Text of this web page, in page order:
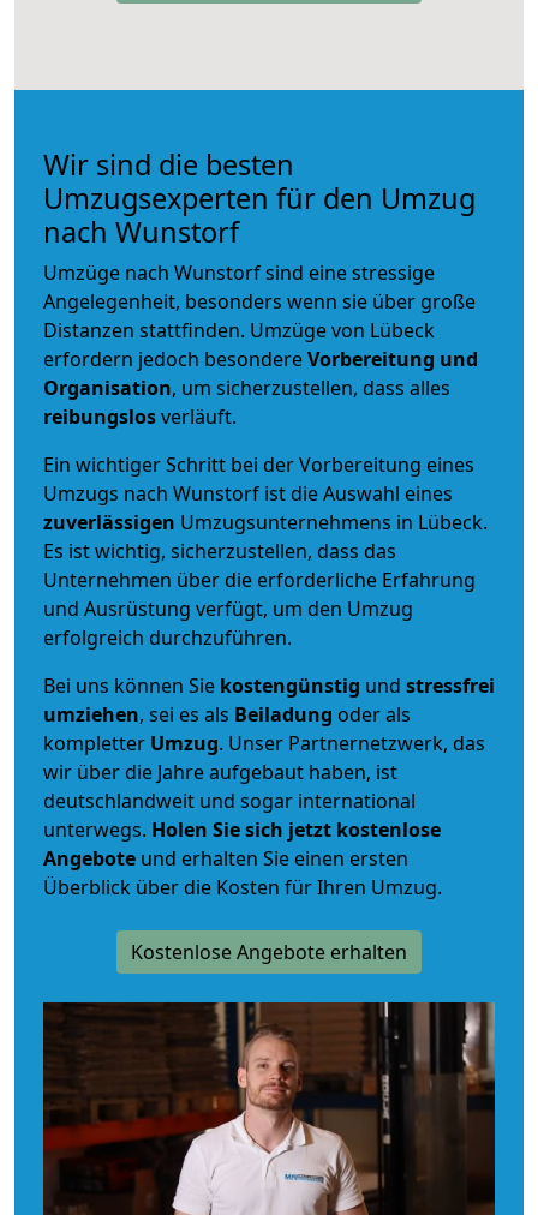
Wir sind die besten
Umzugsexperten für den Umzug
nach Wunstorf
Umzüge nach Wunstorf sind eine stressige
Angelegenheit, besonders wenn sie über große
Distanzen stattfinden. Umzüge von Lübeck
erfordern jedoch besondereVorbereitung und
Organisation, um sicherzustellen, dass alles
reibungslosverläuft.
Ein wichtiger Schritt bei der Vorbereitung eines
Umzugs nach Wunstorf ist die Auswahl eines
zuverlässigen Umzugsunternehmens in Lübeck.
Es ist wichtig, sicherzustellen, dass das
Unternehmen über die erforderliche Erfahrung
und Ausrüstung verfügt, um den Umzug
erfolgreich durchzuführen.
Bei uns können Sie kostengünstig und stressfrei
umziehen, sei es als Beiladung oder als
kompletter Umzug. Unser Partnernetzwerk, das
wir über die Jahre aufgebaut haben, ist
deutschlandweit und sogar international
unterwegs. Holen Sie sich jetzt kostenlose
Angebote und erhalten Sie einen ersten
Überblick über die Kosten für Ihren Umzug.
Kostenlose Angebote erhalten